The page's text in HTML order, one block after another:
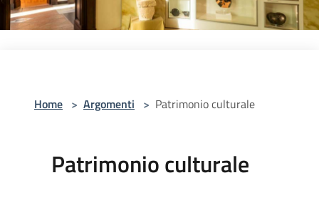
Home > Argomenti > Patrimonio culturale
Patrimonio culturale